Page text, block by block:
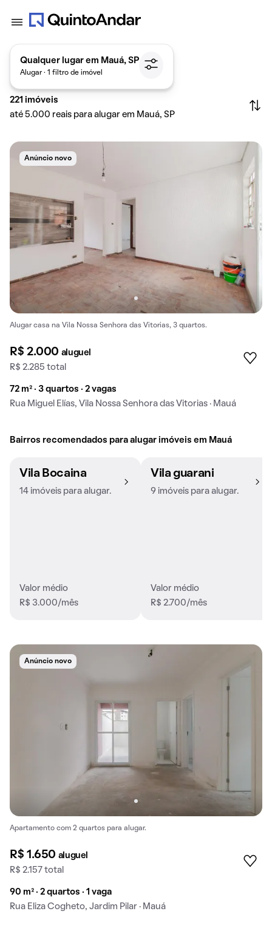
Qualquer lugar em Mauá, SP
Alugar · 1 filtro de imóvel
221 imóveis
até 5.000 reais para alugar em Mauá, SP
Anúncio novo
Alugar casa na Vila Nossa Senhora das Vitorias, 3 quartos.
R$ 2.000 aluguel
R$ 2.285 total
72 m² · 3 quartos · 2 vagas
Rua Miguel Elías, Vila Nossa Senhora das Vitorias · Mauá
Bairros recomendados para alugar imóveis em Mauá
Vila Bocaina
14 imóveis para alugar.
Valor médio
R$ 3.000/mês
Vila guarani
9 imóveis para alugar.
Valor médio
R$ 2.700/mês
Anúncio novo
Apartamento com 2 quartos para alugar.
R$ 1.650 aluguel
R$ 2.157 total
90 m² · 2 quartos · 1 vaga
Rua Eliza Cogheto, Jardim Pilar · Mauá